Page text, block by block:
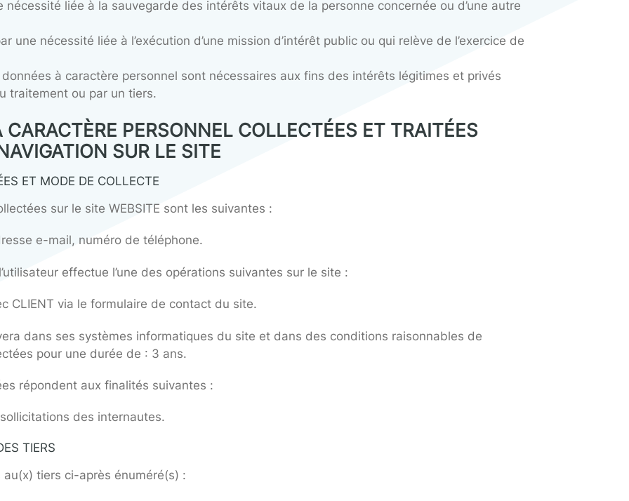
des données collectées.
aux exigences de l’article 6 du règlement européen 2016/679, la collecte et le
ne pourront intervenir que s’ils respectent au moins l’une des conditions ci-après
à la bonne exécution d’un contrat ;
obligation légale ;
par une nécessité liée à la sauvegarde des intérêts vitaux de la personne concernée ou
par une nécessité liée à l’exécution d’une mission d’intérêt public ou qui relève de
du traitement ou par un tiers.
LA NAVIGATION SUR LE SITE
ET MODE DE COLLECTE
collectées sur le site WEBSITE sont les suivantes :
adresse e-mail, numéro de téléphone.
l’utilisateur effectue l’une des opérations suivantes sur le site :